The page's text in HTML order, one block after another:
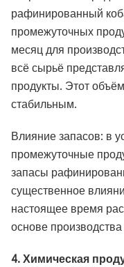
рафинированный
промежуточных
месяц для
всё сырьё
продукты. Этот
стабильным.
Влияние запасов: в
промежуточные
запасы
существенное
настоящее время
основе
4. Химическая